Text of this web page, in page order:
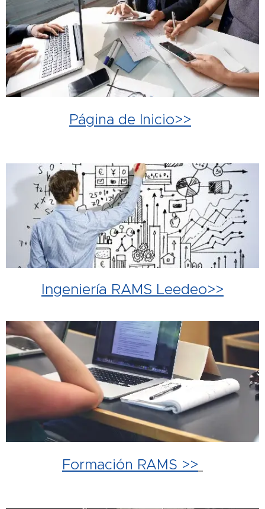
Página de Inicio>>
Ingeniería RAMS Leedeo>>
Formación RAMS >>